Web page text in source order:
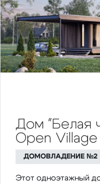
Дом "Белая
Open Village
ДОМОВЛАДЕНИЕ №2
Этот одноэтажный